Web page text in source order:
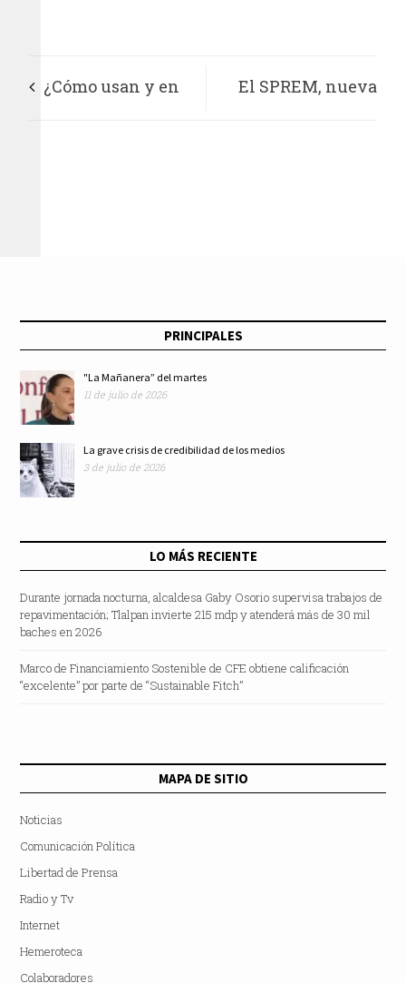
¿Cómo usan y en El SPREM, nueva
PRINCIPALES
"La Mañanera” del martes
11 de julio de 2026
La grave crisis de credibilidad de los medios
3 de julio de 2026
LO MÁS RECIENTE
Durante jornada nocturna, alcaldesa Gaby Osorio supervisa trabajos de
repavimentación; Tlalpan invierte 215 mdp y atenderá más de 30 mil
baches en 2026
Marco de Financiamiento Sostenible de CFE obtiene calificación
“excelente” por parte de “Sustainable Fitch”
MAPA DE SITIO
Noticias
Comunicación Política
Libertad de Prensa
Radio y Tv
Internet
Hemeroteca
Colaboradores